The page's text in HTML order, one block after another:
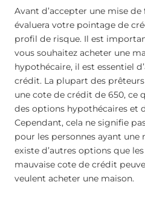
Avant d’accepter une mise
évaluera votre pointage de
profil de risque. Il est
vous souhaitez acheter une
hypothécaire, il est essentiel
crédit. La plupart des
une cote de crédit de 650, ce
des options hypothécaires et
Cependant, cela ne signifie
pour les personnes ayant une
existe d’autres options que
mauvaise cote de crédit
veulent acheter une maison.